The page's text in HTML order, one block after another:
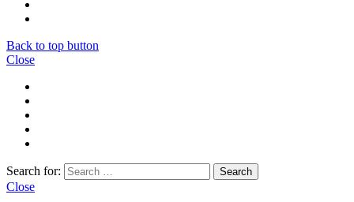
Back to top button
Close
Search for:
Close